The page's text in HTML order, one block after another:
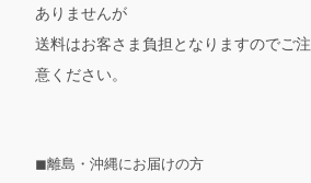
ありませんが
送料はお客さま負担となりますのでご注
意ください。
◼離島・沖縄にお届けの方